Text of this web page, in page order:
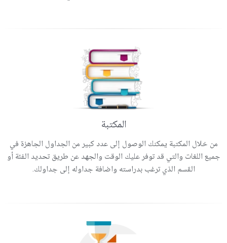
المكتبة
من خلال المكتبة يمكنك الوصول إلى عدد كبير من الجداول الجاهزة في
جميع اللغات والتي قد توفر عليك الوقت والجهد عن طريق تحديد الفئة أو
القسم الذي ترغب بدراسته واضافة جداوله إلى جداولك.